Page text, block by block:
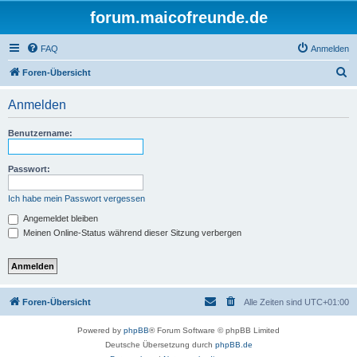
forum.maicofreunde.de
FAQ Anmelden
Foren-Übersicht
Anmelden
Benutzername:
Passwort:
Ich habe mein Passwort vergessen
Angemeldet bleiben
Meinen Online-Status während dieser Sitzung verbergen
Foren-Übersicht Alle Zeiten sind UTC+01:00
Powered by phpBB® Forum Software © phpBB Limited
Deutsche Übersetzung durch phpBB.de